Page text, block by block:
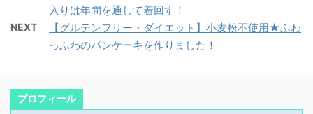
入りは年間を通して着回す！
NEXT
【グルテンフリー・ダイエット】小麦粉不使用★ふわ
っふわのパンケーキを作りました！
プロフィール